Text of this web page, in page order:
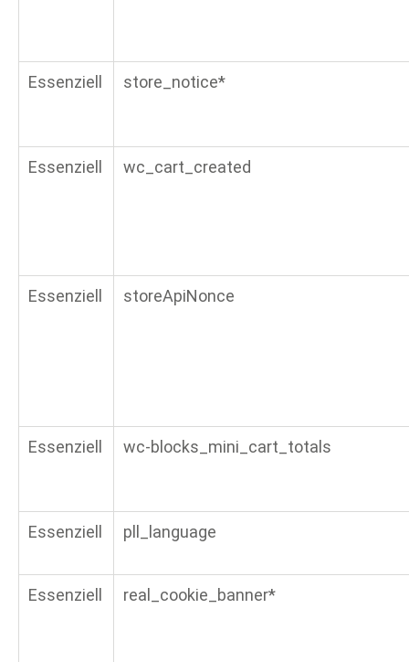
Essenziell store_notice*
Essenziell wc_cart_created
Essenziell storeApiNonce
Essenziell wc-blocks_mini_cart_totals
Essenziell pll_language
Essenziell real_cookie_banner*